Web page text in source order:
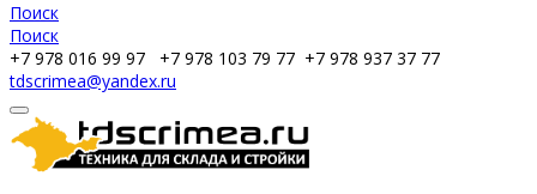
Поиск
Поиск
+7 978 016 99 97
+7 978 103 79 77 +7 978 937 37 77
tdscrimea@yandex.ru